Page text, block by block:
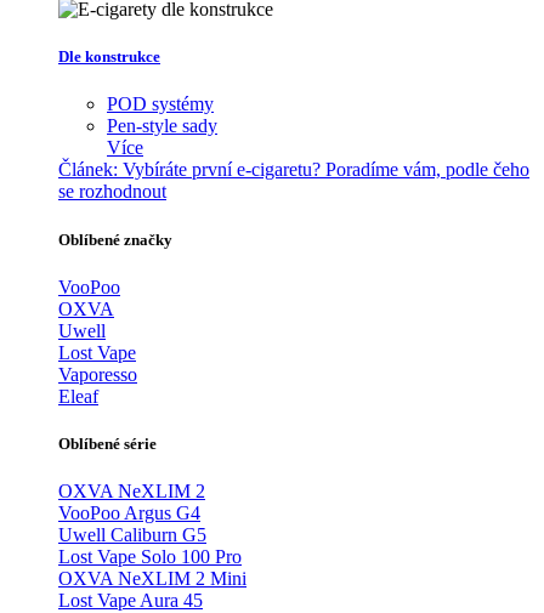
Dle konstrukce
POD systémy
Pen-style sady
Více
Článek: Vybíráte první e-cigaretu? Poradíme vám, podle čeho
se rozhodnout
Oblíbené značky
VooPoo
OXVA
Uwell
Lost Vape
Vaporesso
Eleaf
Oblíbené série
OXVA NeXLIM 2
VooPoo Argus G4
Uwell Caliburn G5
Lost Vape Solo 100 Pro
OXVA NeXLIM 2 Mini
Lost Vape Aura 45